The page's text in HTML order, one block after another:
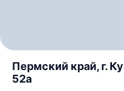
Пермский край, г.
52а